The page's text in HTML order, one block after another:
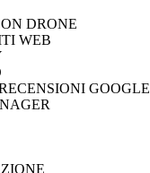
DRONE
WEB
GOOGLE